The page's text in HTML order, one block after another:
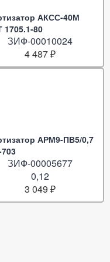
АКСС-40М
1705.1-80
ЗИФ-00010024
4 487 ₽
АРМ9-ПВ5/0,7
ЗИФ-00005677
0,12
3 049 ₽